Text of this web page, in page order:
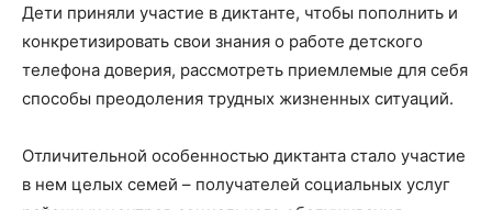
Дети приняли участие в диктанте, чтобы пополнить и
конкретизировать свои знания о работе детского
телефона доверия, рассмотреть приемлемые для себя
способы преодоления трудных жизненных ситуаций.
Отличительной особенностью диктанта стало участие
в нем целых семей – получателей социальных услуг